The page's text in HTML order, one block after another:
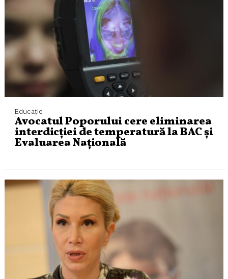
Educaţie
Avocatul Poporului cere eliminarea
interdicției de temperatură la BAC și
Evaluarea Națională